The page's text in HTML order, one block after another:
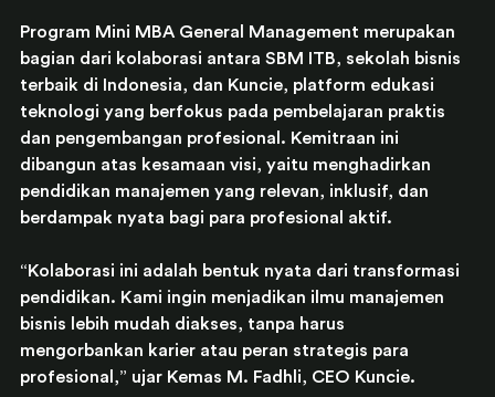
Program Mini MBA General Management merupakan
bagian dari kolaborasi antara SBM ITB, sekolah bisnis
terbaik di Indonesia, dan Kuncie, platform edukasi
teknologi yang berfokus pada pembelajaran praktis
dan pengembangan profesional. Kemitraan ini
dibangun atas kesamaan visi, yaitu menghadirkan
pendidikan manajemen yang relevan, inklusif, dan
berdampak nyata bagi para profesional aktif.
“Kolaborasi ini adalah bentuk nyata dari transformasi
pendidikan. Kami ingin menjadikan ilmu manajemen
bisnis lebih mudah diakses, tanpa harus
mengorbankan karier atau peran strategis para
profesional,” ujar Kemas M. Fadhli, CEO Kuncie.